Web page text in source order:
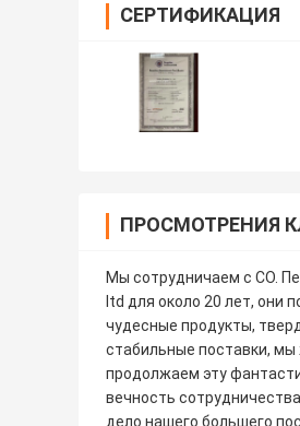
СЕРТИФИКАЦИЯ
ПРОСМОТРЕНИЯ
Мы сотрудничаем с CO.
ltd для около 20 лет, они
чудесные продукты,
стабильные поставки,
продолжаем эту
вечность
дело нашего большего